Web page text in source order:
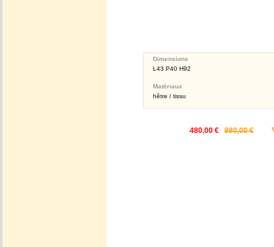
Dimensions
L43 P40 H92
Matériaux
hêtre / tissu
480,00 € 980,00 €